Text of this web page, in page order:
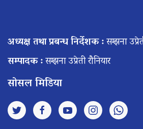
अध्यक्ष तथा प्रबन्ध निर्देशक :सम्झना
सम्पादक :सम्झना उप्रेती रौनियार
सोसल मिडिया